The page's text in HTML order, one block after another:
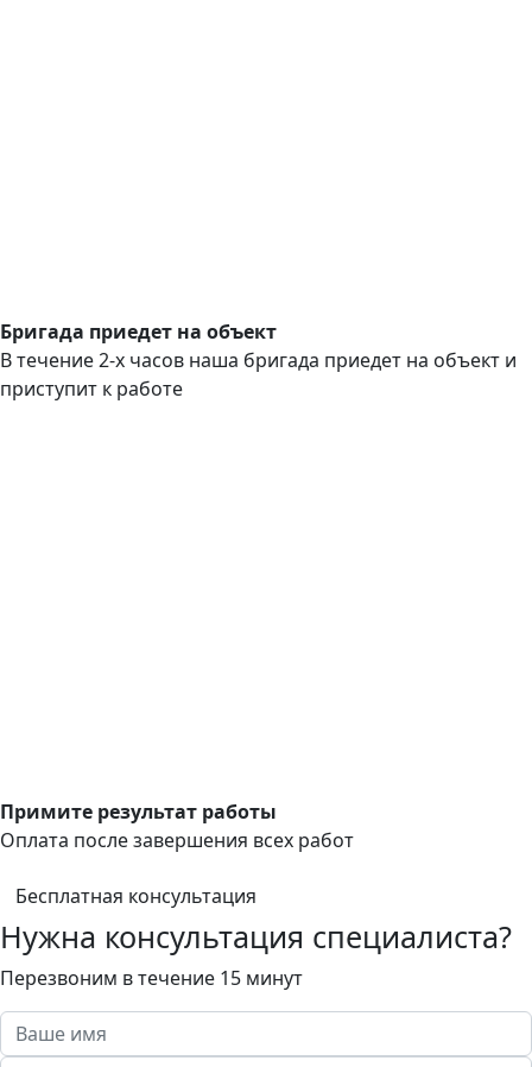
Бригада приедет на объект
В течение 2-х часов наша бригада приедет на объект и
приступит к работе
Примите результат работы
Оплата после завершения всех работ
Бесплатная консультация
Нужна консультация специалиста?
Перезвоним в течение 15 минут